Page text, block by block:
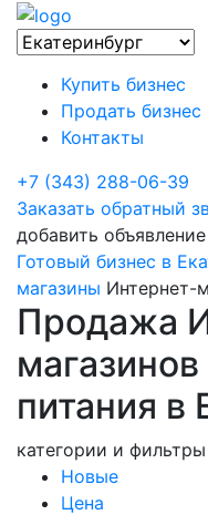
Купить бизнес
Продать бизнес
Контакты
+7 (343) 288-06-39
Заказать обратный
добавить объявление
Готовый бизнес в
магазины Интернет-
Продажа
питания в
категории и фильтры
Новые
Цена